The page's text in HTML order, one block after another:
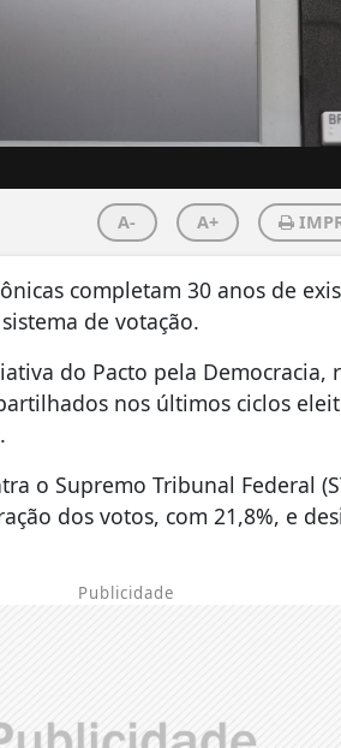
A- A+
completam 30 anos de
de votação.
do Pacto pela Democracia,
nos últimos ciclos
o Supremo Tribunal Federal
dos votos, com 21,8%, e
Publicidade